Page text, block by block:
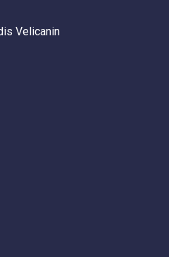
Velicanin